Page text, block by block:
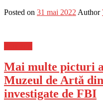
Posted on 31 mai 2022 Author
Mai multe picturi
Muzeul de Artă
investigate de FBI